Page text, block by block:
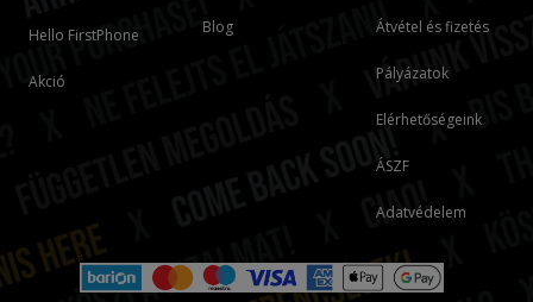
Hello FirstPhone
Akció
Blog Átvétel és fizetés
Pályázatok
Elérhetőségeink
ÁSZF
Adatvédelem